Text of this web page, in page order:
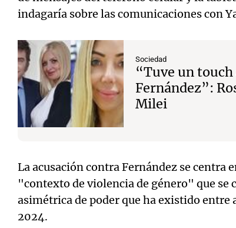
indagaría sobre las comunicaciones con
Sociedad
“Tuve un
Fernández”:
Milei
La acusación contra Fernández se centra
"contexto de violencia de género" que se
asimétrica de poder que ha existido entre
2024.